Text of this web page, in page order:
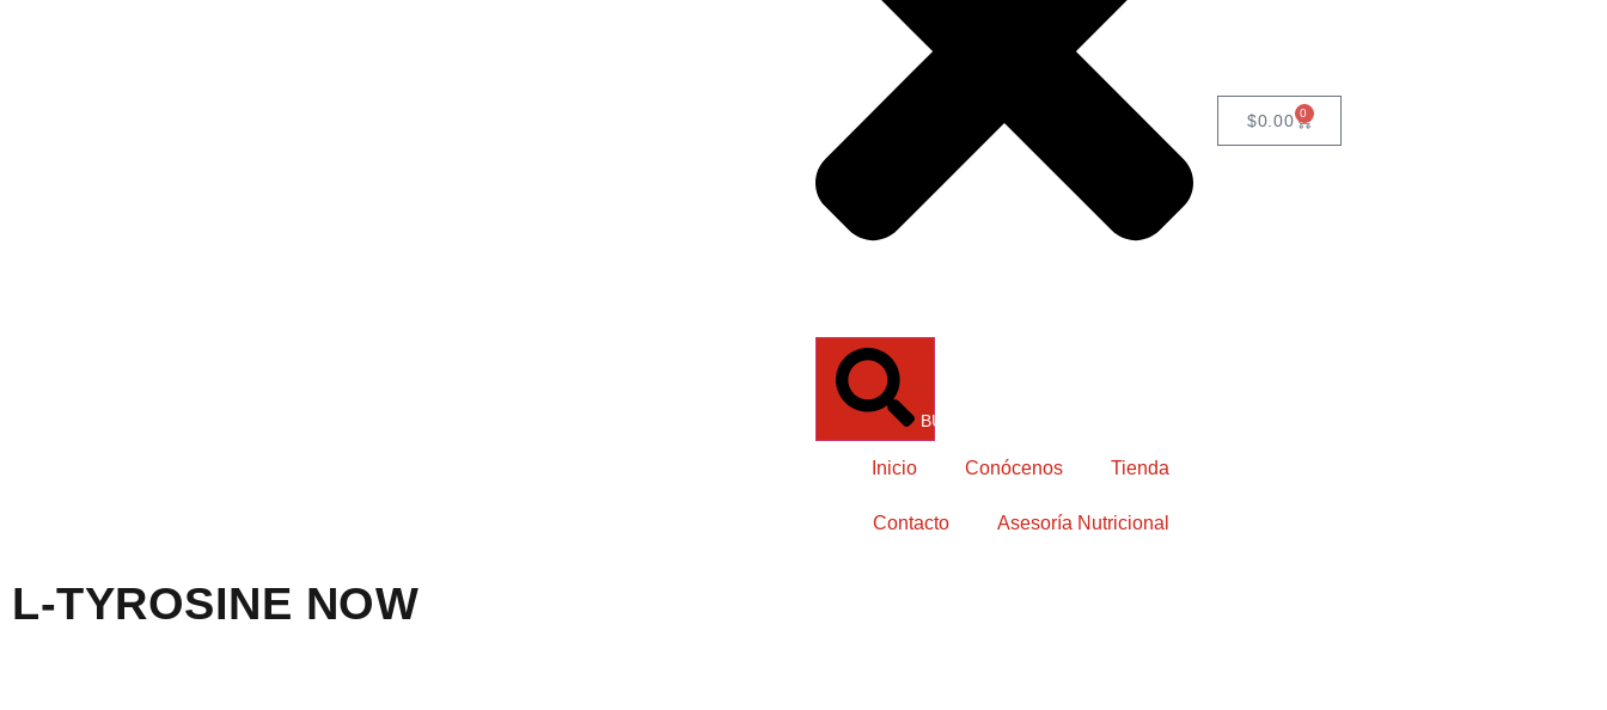
BUSCAR
Inicio Conócenos Tienda
Contacto Asesoría Nutricional
$0.00 0
L-TYROSINE NOW